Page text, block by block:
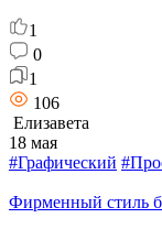
1
0
1
106
Елизавета
18 мая
#Графический
Фирменный стиль